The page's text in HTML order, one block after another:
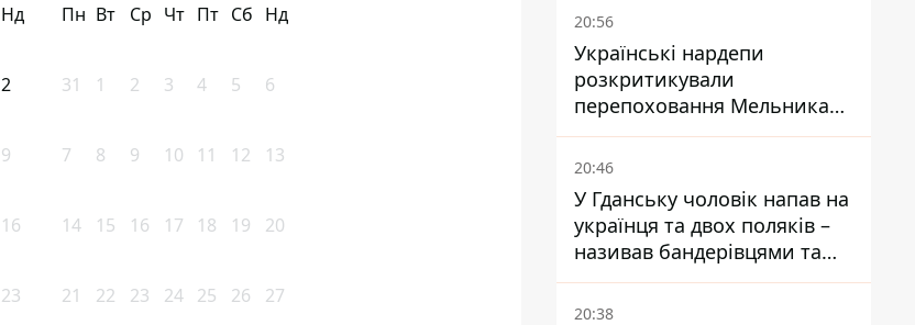
Нд
2
9
16
23
Пн Вт Ср Чт Пт Сб Нд
31 1 2 3 4 5 6
7 8 9 10 11 12 13
14 15 16 17 18 19 20
21 22 23 24 25 26 27
20:56
Українські нардепи
розкритикували
перепоховання Мельника
через ризик дипломатичної
ізоляції
20:46
У Гданську чоловік напав на
українця та двох поляків –
називав бандерівцями та
поводився агресивно
20:38